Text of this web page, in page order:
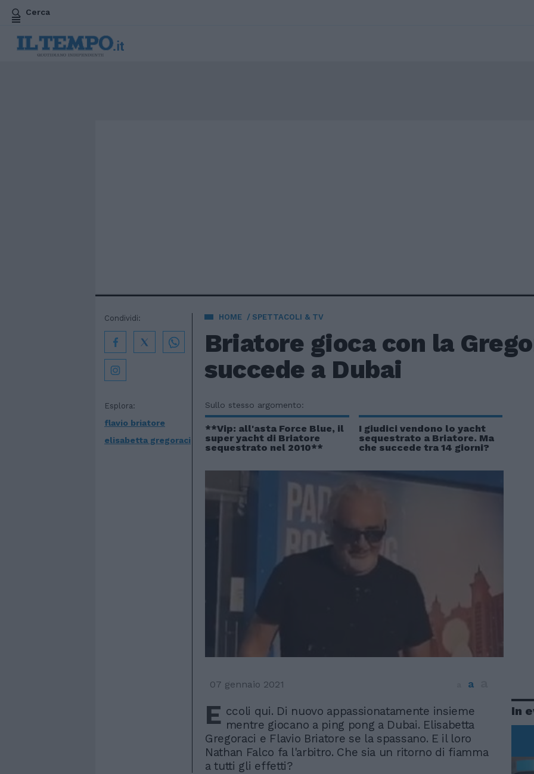
Cerca
HOME SPETTACOLI & TV
Briatore gioca con la
succede a Dubai
Esplora:
flavio briatore
elisabetta gregoraci
Condividi:
Sullo stesso argomento:
**Vip: all'asta Force Blue, il
super yacht di Briatore
sequestrato nel 2010**
I giudici vendono lo yacht
sequestrato a Briatore. Ma
che succede tra 14 giorni?
07 gennaio 2021 a
E ccoli qui. Di nuovo appassionatamente insieme
mentre giocano a ping pong a Dubai. Elisabetta
Gregoraci e Flavio Briatore se la spassano. E il loro
Nathan Falco fa l'arbitro. Che sia un ritorno di fiamma
a tutti gli effetti?
In